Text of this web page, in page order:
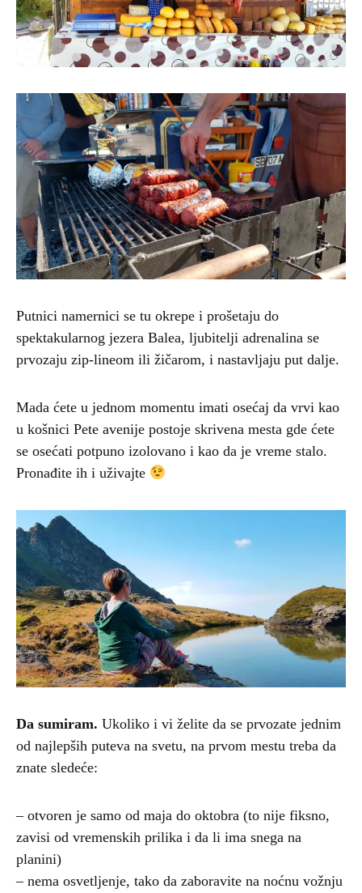
Putnici namernici se tu okrepe i prošetaju do
spektakularnog jezera Balea, ljubitelji adrenalina se
prvozaju zip-lineom ili žičarom, i nastavljaju put dalje.
Mada ćete u jednom momentu imati osećaj da vrvi kao
u košnici Pete avenije postoje skrivena mesta gde ćete
se osećati potpuno izolovano i kao da je vreme stalo.
Pronađite ih i uživajte
Da sumiram. Ukoliko i vi želite da se prvozate jednim
od najlepših puteva na svetu, na prvom mestu treba da
znate sledeće:
– otvoren je samo od maja do oktobra (to nije fiksno,
zavisi od vremenskih prilika i da li ima snega na
planini)
– nema osvetljenje, tako da zaboravite na noćnu vožnju